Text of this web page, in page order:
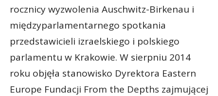
rocznicy wyzwolenia Auschwitz-­Birkenau i
międzyparlamentarnego spotkania
przedstawicieli izraelskiego i polskiego
parlamentu w Krakowie. W sierpniu 2014
roku objęła stanowisko Dyrektora Eastern
Europe Fundacji From the Depths zajmującej